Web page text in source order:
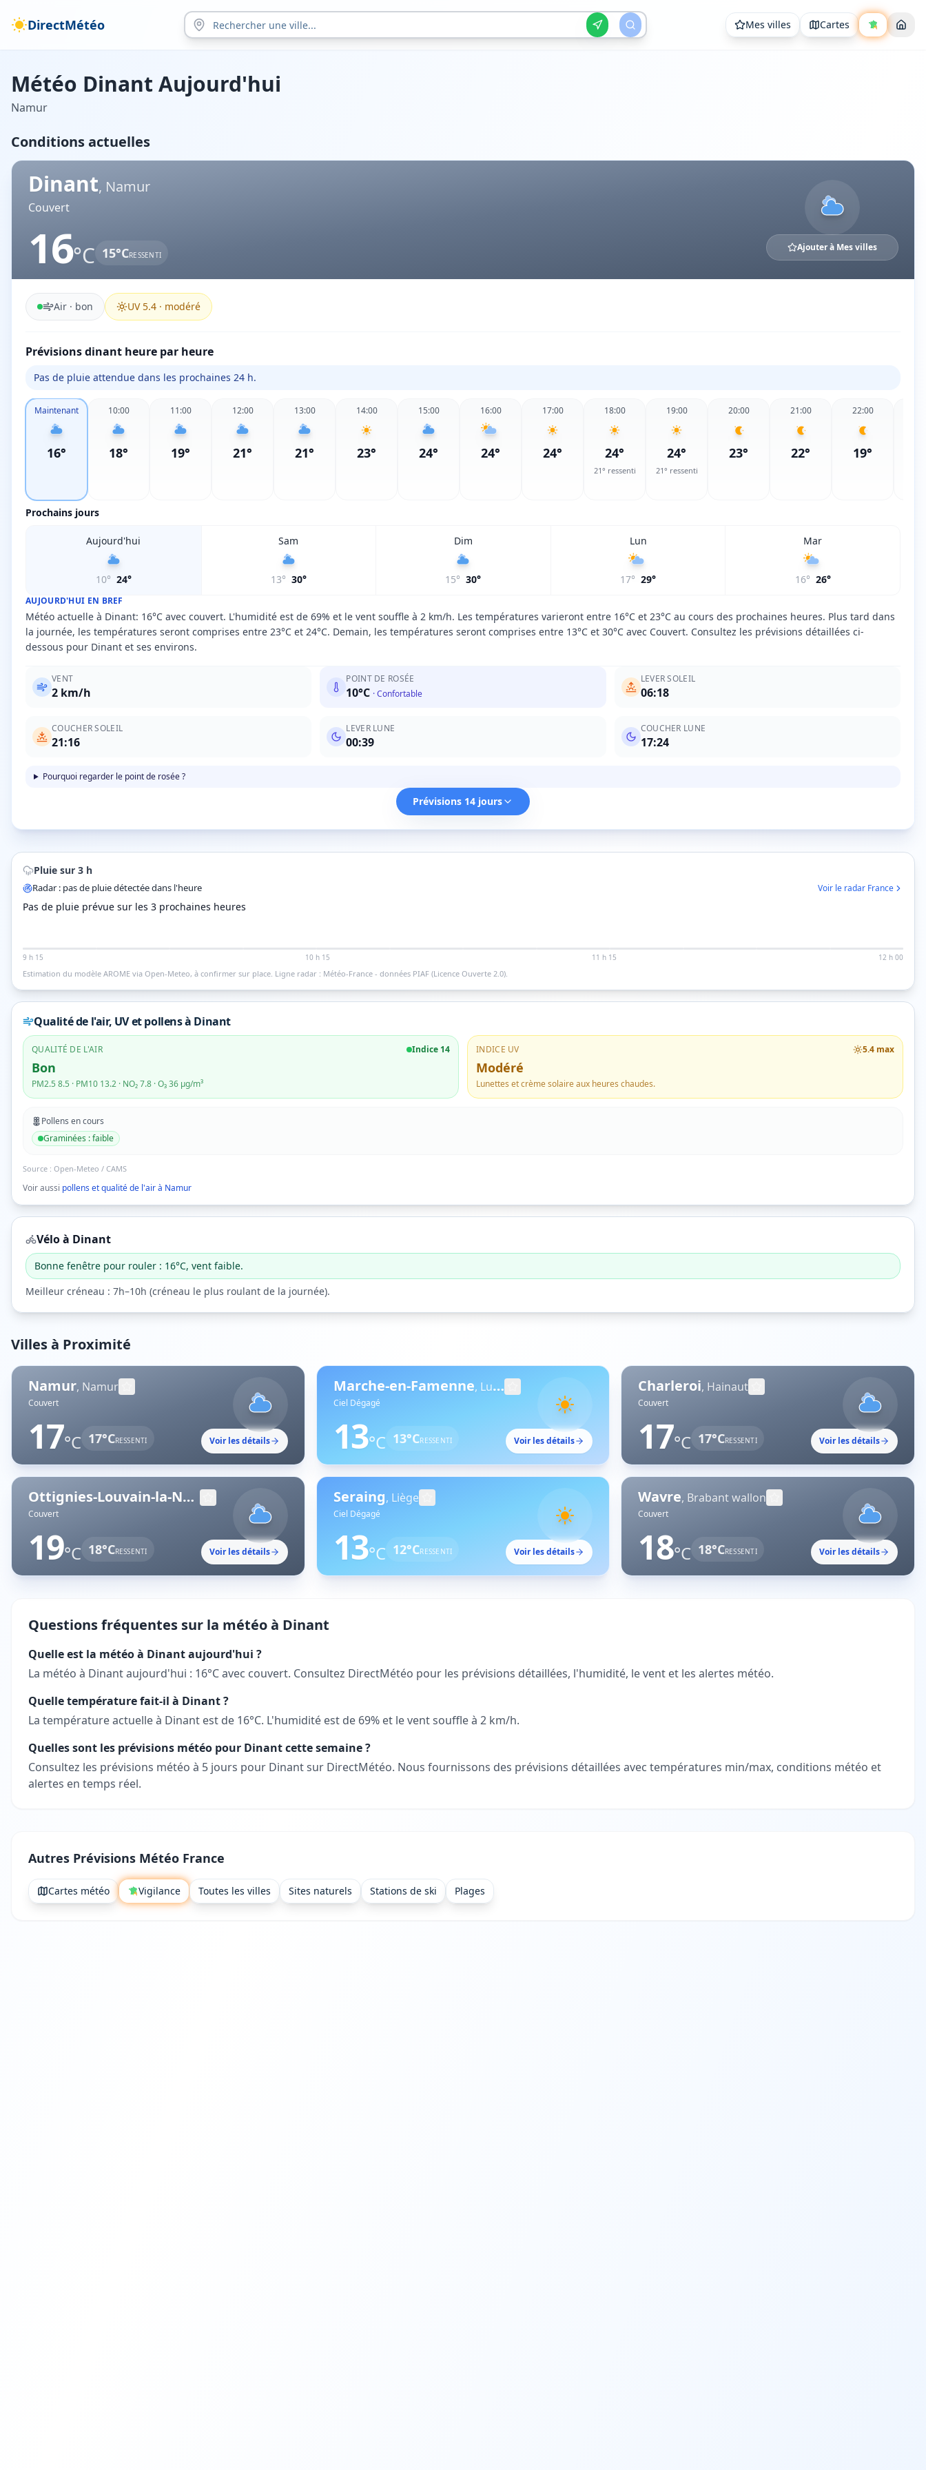
DirectMétéo Mes villes Cartes
Météo Dinant Aujourd'hui
Namur
Conditions actuelles
Dinant, Namur
Couvert
16°C 15°CRESSENTI
Ajouter à Mes villes
Air · bon UV 5.4 · modéré
AUJOURD'HUI EN BREF
Météo actuelle à Dinant: 16°C avec couvert. L'humidité est de 69% et le vent souffle à 2 km/h. Les températures varieront entre 16°C et 23°C au cours des prochaines heures. Plus tard dans
la journée, les températures seront comprises entre 23°C et 24°C. Demain, les températures seront comprises entre 13°C et 30°C avec Couvert. Consultez les prévisions détaillées ci-
dessous pour Dinant et ses environs.
VENT
2 km/h
POINT DE ROSÉE
10°C ·Confortable
LEVER SOLEIL
06:18
COUCHER SOLEIL
21:16
LEVER LUNE
00:39
COUCHER LUNE
17:24
Pourquoi regarder le point de rosée ?
Prévisions dinant heure par heure
Pas de pluie attendue dans les prochaines 24 h.
Maintenant
16°
10:00
18°
11:00
19°
12:00
21°
13:00
21°
14:00
23°
15:00
24°
16:00
24°
17:00
24°
18:00
24°
21° ressenti
19:00
24°
21° ressenti
20:00
23°
21:00
22°
22:00
19°
Prochains jours
Aujourd'hui
10° 24°
Sam
13° 30°
Dim
15° 30°
Lun
17° 29°
Mar
16° 26°
Prévisions 14 jours
Pluie sur 3 h
Radar : pas de pluie détectée dans l'heure Voir le radar France
Pas de pluie prévue sur les 3 prochaines heures
9 h 15 10 h 15 11 h 15 12 h 00
Estimation du modèle AROME via Open-Meteo, à confirmer sur place. Ligne radar : Météo-France - données PIAF (Licence Ouverte 2.0).
Qualité de l'air, UV et pollensà Dinant
QUALITÉ DE L'AIR Indice 14
Bon
PM2.5 8.5 · PM10 13.2 · NO₂7.8 · O₃36 µg/m³
INDICE UV 5.4 max
Modéré
Lunettes et crème solaire aux heures chaudes.
Pollens en cours
Graminées :faible
Source : Open-Meteo / CAMS
Voir aussi pollens et qualité de l'air à Namur
Vélo à Dinant
Bonne fenêtre pour rouler : 16°C, vent faible.
Meilleur créneau : 7h–10h (créneau le plus roulant de la journée).
Villes à Proximité
Namur, Namur
Couvert
17°C 17°CRESSENTI Voir les détails
Marche-en-Famenne, Luxembourg
Ciel Dégagé
13°C 13°CRESSENTI Voir les détails
Charleroi, Hainaut
Couvert
17°C 17°CRESSENTI Voir les détails
Ottignies-Louvain-la-Neuve
Couvert
19°C 18°CRESSENTI Voir les détails
Seraing, Liège
Ciel Dégagé
13°C 12°CRESSENTI Voir les détails
Wavre, Brabant wallon
Couvert
18°C 18°CRESSENTI Voir les détails
Questions fréquentes sur la météo à Dinant
Quelle est la météo à Dinant aujourd'hui ?
La météo à Dinant aujourd'hui : 16°C avec couvert. Consultez DirectMétéo pour les prévisions détaillées, l'humidité, le vent et les alertes météo.
Quelle température fait-il à Dinant ?
La température actuelle à Dinant est de 16°C. L'humidité est de 69% et le vent souffle à 2 km/h.
Quelles sont les prévisions météo pour Dinant cette semaine ?
Consultez les prévisions météo à 5 jours pour Dinant sur DirectMétéo. Nous fournissons des prévisions détaillées avec températures min/max, conditions météo et
alertes en temps réel.
Autres Prévisions Météo France
Cartes météo Vigilance Toutes les villes Sites naturels Stations de ski Plages